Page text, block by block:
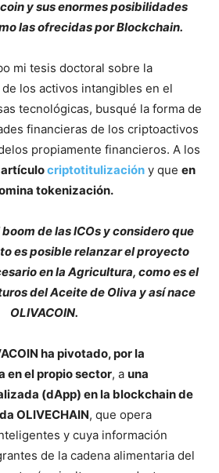
y sus enormes posibilidades
las ofrecidas por Blockchain.
mi tesis doctoral sobre la
los activos intangibles en el
tecnológicas, busqué la forma de
financieras de los criptoactivos
propiamente financieros. A los
artículocriptotitulización y que en
tokenización.
de las ICOs y considero que
es posible relanzar el proyecto
en la Agricultura, como es el
del Aceite de Oliva y así nace
OLIVACOIN.
ha pivotado, por la
en el propio sector, a una
(dApp) en la blockchain de
OLIVECHAIN, que opera
y cuya información
de la cadena alimentaria del